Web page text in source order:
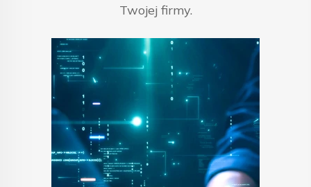
Twojej firmy.